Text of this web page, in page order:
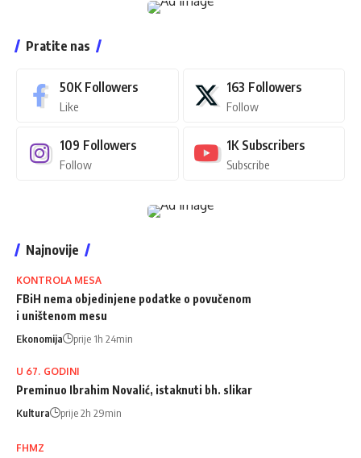
Pratite nas
50K Followers
Like
163 Followers
Follow
109 Followers
Follow
1K Subscribers
Subscribe
Najnovije
KONTROLA MESA
FBiH nema objedinjene podatke o povučenom
i uništenom mesu
Ekonomija prije 1h 24min
U 67. GODINI
Preminuo Ibrahim Novalić, istaknuti bh. slikar
Kultura prije 2h 29min
FHMZ